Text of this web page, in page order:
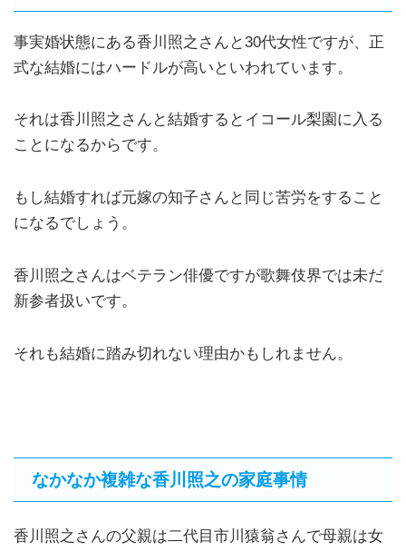
事実婚状態にある香川照之さんと30代女性ですが、正
式な結婚にはハードルが高いといわれています。
それは香川照之さんと結婚するとイコール梨園に入る
ことになるからです。
もし結婚すれば元嫁の知子さんと同じ苦労をすること
になるでしょう。
香川照之さんはベテラン俳優ですが歌舞伎界では未だ
新参者扱いです。
それも結婚に踏み切れない理由かもしれません。
なかなか複雑な香川照之の家庭事情
香川照之さんの父親は二代目市川猿翁さんで母親は女